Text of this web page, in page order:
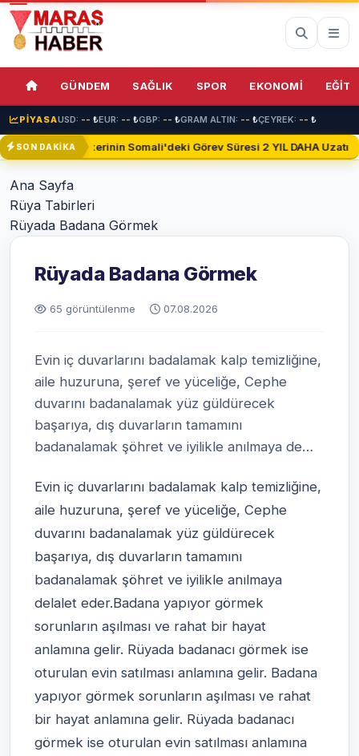
GÜNDEM SAĞLIK SPOR EKONOMİ
PİYASAUSD: -- ₺EUR: -- ₺GBP: -- ₺GRAM ALTIN: -- ₺ÇEYREK: -- ₺
SON DAKİKATürk Askerinin Somali'deki Görev Süresi 2 YIL DAHA Uzatıldı
Ana Sayfa
Rüya Tabirleri
Rüyada Badana Görmek
Rüyada Badana Görmek
65 görüntülenme 07.08.2026
Evin iç duvarlarını badalamak kalp temizliğine,
aile huzuruna, şeref ve yüceliğe, Cephe
duvarını badanalamak yüz güldürecek
başarıya, dış duvarların tamamını
badanalamak şöhret ve iyilikle anılmaya de…
Evin iç duvarlarını badalamak kalp temizliğine,
aile huzuruna, şeref ve yüceliğe, Cephe
duvarını badanalamak yüz güldürecek
başarıya, dış duvarların tamamını
badanalamak şöhret ve iyilikle anılmaya
delalet eder.Badana yapıyor görmek
sorunların aşılması ve rahat bir hayat
anlamına gelir. Rüyada badanacı görmek ise
oturulan evin satılması anlamına gelir. Badana
yapıyor görmek sorunların aşılması ve rahat
bir hayat anlamına gelir. Rüyada badanacı
görmek ise oturulan evin satılması anlamına